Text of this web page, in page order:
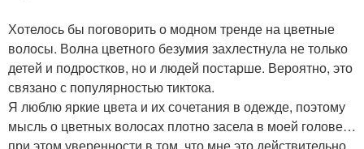
Хотелось бы поговорить о модном тренде на цветные
волосы. Волна цветного безумия захлестнула не только
детей и подростков, но и людей постарше. Вероятно, это
связано с популярностью тиктока.
Я люблю яркие цвета и их сочетания в одежде, поэтому
мысль о цветных волосах плотно засела в моей голове…